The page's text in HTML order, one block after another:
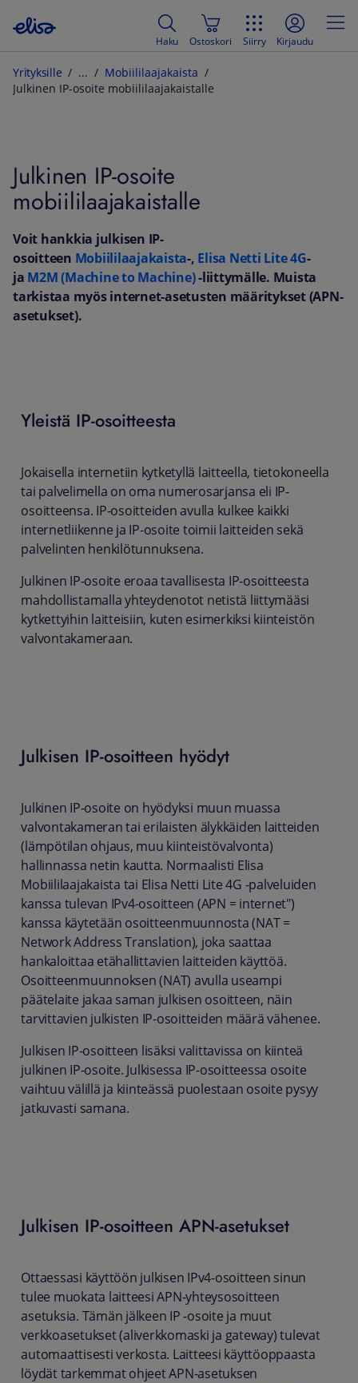
Haku Ostoskori Siirry Kirjaudu
Yrityksille
Mobiililaajakaista
Julkinen IP-osoite mobiililaajakaistalle
Julkinen IP-osoite
mobiililaajakaistalle
Voit hankkia julkisen IP-
osoitteen Mobiililaajakaista-, Elisa Netti Lite 4G-
ja M2M (Machine to Machine)-liittymälle. Muista
tarkistaa myös internet-asetusten määritykset (APN-
asetukset).
Yleistä IP-osoitteesta
Jokaisella internetiin kytketyllä laitteella, tietokoneella
tai palvelimella on oma numerosarjansa eli IP-
osoitteensa. IP-osoitteiden avulla kulkee kaikki
internetliikenne ja IP-osoite toimii laitteiden sekä
palvelinten henkilötunnuksena.
Julkinen IP-osoite eroaa tavallisesta IP-osoitteesta
mahdollistamalla yhteydenotot netistä liittymääsi
kytkettyihin laitteisiin, kuten esimerkiksi kiinteistön
valvontakameraan.
Julkisen IP-osoitteen hyödyt
Julkinen IP-osoite on hyödyksi muun muassa
valvontakameran tai erilaisten älykkäiden laitteiden
(lämpötilan ohjaus, muu kiinteistövalvonta)
hallinnassa netin kautta. Normaalisti Elisa
Mobiililaajakaista tai Elisa Netti Lite 4G -palveluiden
kanssa tulevan IPv4-osoitteen (APN = internet")
kanssa käytetään osoitteenmuunnosta (NAT =
Network Address Translation), joka saattaa
hankaloittaa etähallittavien laitteiden käyttöä.
Osoitteenmuunnoksen (NAT) avulla useampi
päätelaite jakaa saman julkisen osoitteen, näin
tarvittavien julkisten IP-osoitteiden määrä vähenee.
Julkisen IP-osoitteen lisäksi valittavissa on kiinteä
julkinen IP-osoite. Julkisessa IP-osoitteessa osoite
vaihtuu välillä ja kiinteässä puolestaan osoite pysyy
jatkuvasti samana.
Julkisen IP-osoitteen APN-asetukset
Ottaessasi käyttöön julkisen IPv4-osoitteen sinun
tulee muokata laitteesi APN-yhteysosoitteen
asetuksia. Tämän jälkeen IP -osoite ja muut
verkkoasetukset (aliverkkomaski ja gateway) tulevat
automaattisesti verkosta. Laitteesi käyttöoppaasta
löydät tarkemmat ohjeet APN-asetuksen